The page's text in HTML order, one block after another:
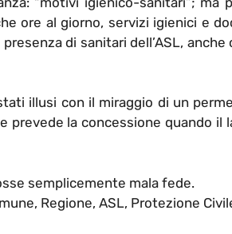
ore al giorno, servizi igienici e
di sanitari dell’ASL,
illusi con il miraggio di un
prevede la concessione quando il
semplicemente mala fede.
Regione, ASL, Protezione